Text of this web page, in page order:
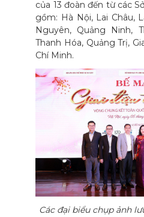
của 13 đoàn đến từ các
gồm: Hà Nội, Lai Châu,
Nguyên, Quảng Ninh,
Thanh Hóa, Quảng Trị,
Chí Minh.
Các đại biểu chụp ảnh